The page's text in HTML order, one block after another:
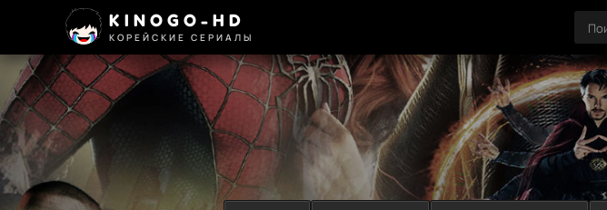
KINOGO-HD
КОРЕЙСКИЕ СЕРИАЛЫ